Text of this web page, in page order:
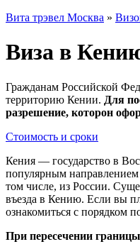
Вита трэвел Москва »
Виза в
Гражданам Российской
территорию Кении. Для
разрешение, которон
Стоимость и сроки
Кения — государство в
популярным направлением
том числе, из России.
въезда в Кению. Если вы
ознакомиться с порядком
При пересечении